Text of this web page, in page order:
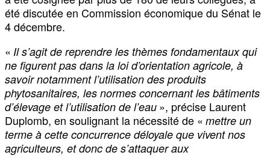
été discutée en Commission économique du Sénat le
4 décembre.
« Il s’agit de reprendre les thèmes fondamentaux qui
ne figurent pas dans la loi d’orientation agricole, à
savoir notamment l’utilisation des produits
phytosanitaires, les normes concernant les bâtiments
d’élevage et l’utilisation de l’eau », précise Laurent
Duplomb, en soulignant la nécessité de « mettre un
terme à cette concurrence déloyale que vivent nos
agriculteurs, et donc de s’attaquer aux